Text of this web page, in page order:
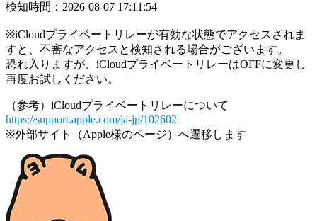
検知時間：2026-08-07 17:11:54
※iCloudプライベートリレーが有効な状態でアクセスされま
すと、不審なアクセスと検知される場合がございます。
恐れ入りますが、iCloudプライベートリレーはOFFに変更し
再度お試しください。
（参考）iCloudプライベートリレーについて
https://support.apple.com/ja-jp/102602
※外部サイト（Apple様のページ）へ遷移します